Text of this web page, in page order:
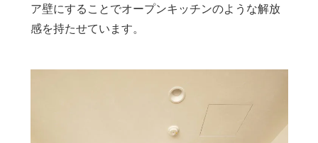
ア壁にすることでオープンキッチンのような解放
感を持たせています。